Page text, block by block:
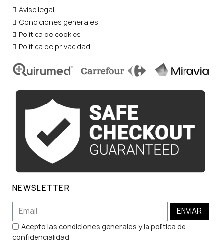
Aviso legal
Condiciones generales
Política de cookies
Política de privacidad
NEWSLETTER
ENVIAR
Acepto las condiciones generales y la política de
confidencialidad